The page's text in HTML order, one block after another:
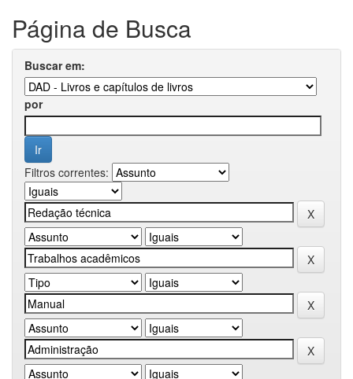
Página de Busca
Buscar em:
por
Filtros correntes: